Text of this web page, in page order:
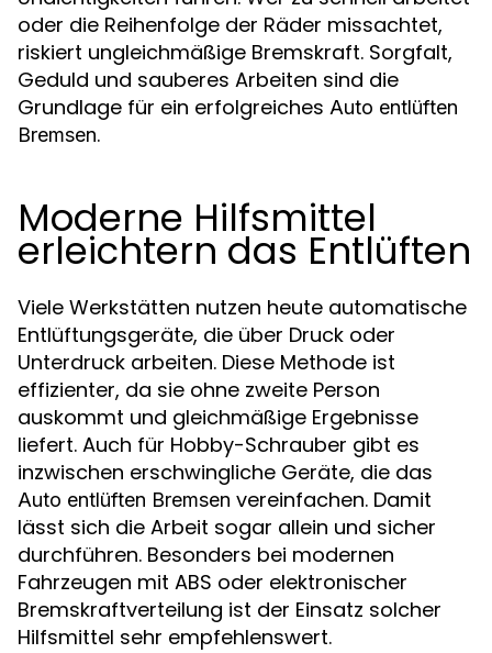
oder die Reihenfolge der Räder missachtet,
riskiert ungleichmäßige Bremskraft. Sorgfalt,
Geduld und sauberes Arbeiten sind die
Grundlage für ein erfolgreiches Auto entlüften
Bremsen.
Moderne Hilfsmittel
erleichtern das Entlüften
Viele Werkstätten nutzen heute automatische
Entlüftungsgeräte, die über Druck oder
Unterdruck arbeiten. Diese Methode ist
effizienter, da sie ohne zweite Person
auskommt und gleichmäßige Ergebnisse
liefert. Auch für Hobby-Schrauber gibt es
inzwischen erschwingliche Geräte, die das
Auto entlüften Bremsen vereinfachen. Damit
lässt sich die Arbeit sogar allein und sicher
durchführen. Besonders bei modernen
Fahrzeugen mit ABS oder elektronischer
Bremskraftverteilung ist der Einsatz solcher
Hilfsmittel sehr empfehlenswert.